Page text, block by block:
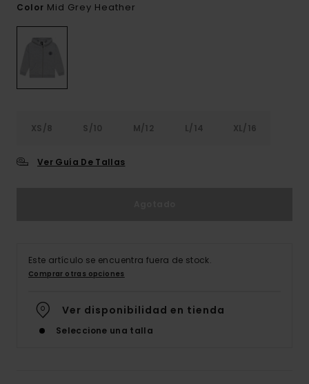
Color Mid Grey Heather
XS/8 S/10 M/12 L/14 XL/16
Ver Guía De Tallas
Este artículo se encuentra fuera de stock.
Comprar otras opciones
Ver disponibilidad en tienda
Seleccione una talla